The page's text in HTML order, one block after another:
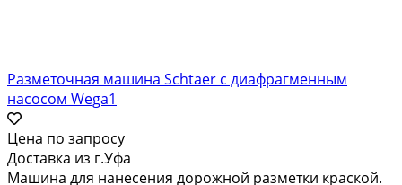
Разметочная машина Schtaer с диафрагменным
насосом Wega1
Цена по запросу
Доставка из г.Уфа
Машина для нанесения дорожной разметки краской.